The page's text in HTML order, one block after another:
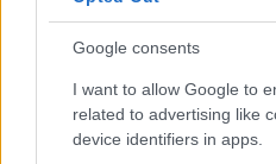
Google consents
I want to allow Google to
related to advertising like
device identifiers in apps.
διαπιστώθηκε πως
σημεία στα οποία
ήταν το σύστημα
εγκαταστάσεων.